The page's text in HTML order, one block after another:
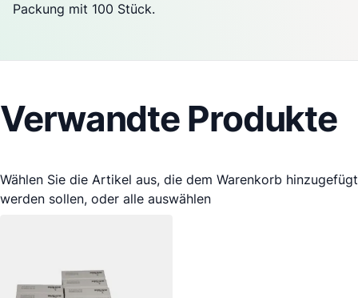
Packung mit 100 Stück.
Verwandte Produkte
Wählen Sie die Artikel aus, die dem Warenkorb hinzugefügt
werden sollen, oder alle auswählen